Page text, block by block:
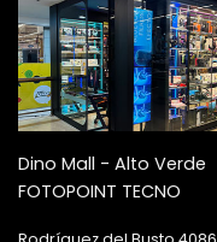
Dino Mall - Alto Verde
FOTOPOINT TECNO